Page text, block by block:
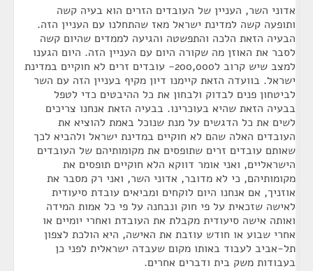
אדוני השר, העניין של העובדים הזרים הוא בעיה קשה
ותופעה קשה למדינת ישראל מאז שהתחלנו עם העניין הזה.
הבעיה הזאת הלכה והתפשטה והגיעה לממדים שהיום קשה
לסבר את האוזן מה שקורה היום עם העניין הזה. היום הגענו
למצב שיש קרוב ל200,000- עובדים זרים לא חוקיים במדינת
ישראל. בוועדה הזאת קיימנו דיון מקיף בעניין הזה עם השר
לביטחון פנים לבדוק ולבחון את כל ההיבטים כדי לטפל
בבעיה הזאת שהיא בעוכרינו. בבעיה הזאת אנחנו צריכים
לשים את כל הדגשים על מנת שנוכל באמת להוציא את
העובדים האלה שהם לא חוקיים במדינת ישראל ולהביא לכך
שאותם עובדים זרים שתופסים את מקומותיהם של העובדים
הישראליים, ואני אומר דווקא הלא חוקיים תופסים את
מקומותיהם, כי לא מדובר, אדוני השר, ואני רק מסבר את
אוזניך, אם אנחנו היום לוקחים ומביאים עובדת סיעודית
לאישה שזכאית על פי חוק ונבחנה על פי כל אמות המידה
ואותה אישה סיעודית מקבלת את העובדת ואחרי יומיים או
אחרי שבוע או חודש עוזבת את האישה, היא הולכת לצפון
תל-אביב לעבוד באותו מקום שעבדה ישראלית לפני כן
בעבודות משק בית ודברים אחרים.